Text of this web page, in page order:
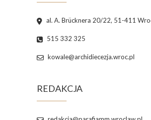
al. A. Brücknera 20/22, 51-411
515 332 325
kowale@archidiecezja.wroc.pl
REDAKCJA